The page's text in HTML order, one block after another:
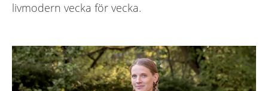
livmodern vecka för vecka.